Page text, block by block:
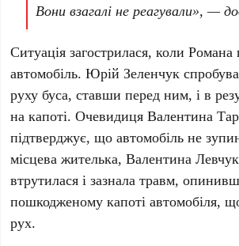
Вони взагалі не реагували», —
Ситуація загострилася, коли
автомобіль. Юрій Зеленчук
руху буса, ставши перед ним, і в
на капоті. Очевидиця Валентина
підтверджує, що автомобіль не
місцева жителька, Валентина
втрутилася і зазнала травм,
пошкодженому капоті автомобіля,
рух.